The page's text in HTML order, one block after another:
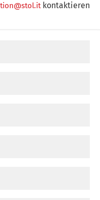
kontaktieren